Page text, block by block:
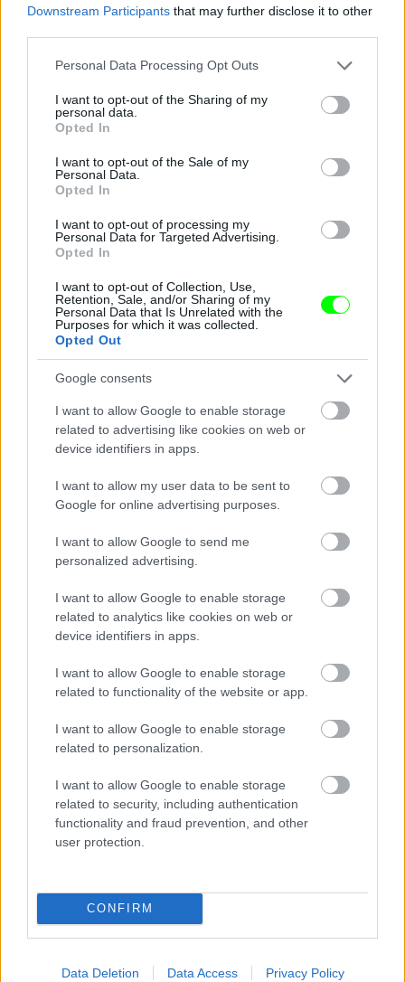
Downstream Participants that may further disclose it to other
Please note that this website/app uses one or more Google
not limited to your visit or usage behaviour. You may click to
grant or deny consent to Google and its third-party tags to
use your data for below specified purposes in below Google
consent section.
Personal Data Processing Opt Outs
I want to opt-out of the Sharing of my
personal data.
Opted In
I want to opt-out of the Sale of my
Personal Data.
Opted In
I want to opt-out of processing my
Personal Data for Targeted Advertising.
Opted In
I want to opt-out of Collection, Use,
Retention, Sale, and/or Sharing of my
Personal Data that Is Unrelated with the
Purposes for which it was collected.
Opted Out
Google consents
I want to allow Google to enable storage
related to advertising like cookies on web or
device identifiers in apps.
I want to allow my user data to be sent to
Google for online advertising purposes.
I want to allow Google to send me
personalized advertising.
I want to allow Google to enable storage
related to analytics like cookies on web or
device identifiers in apps.
I want to allow Google to enable storage
related to functionality of the website or app.
I want to allow Google to enable storage
related to personalization.
I want to allow Google to enable storage
related to security, including authentication
functionality and fraud prevention, and other
user protection.
CONFIRM
Data Deletion Data Access Privacy Policy
Jön még kép!
Fotó: Szécsi István / Velvet
Úgy tartja, a nők 99 százaléka a pénz miatt vállal